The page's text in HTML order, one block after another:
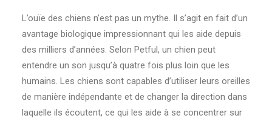
L’ouïe des chiens n’est pas un mythe. Il s’agit en fait d’un
avantage biologique impressionnant qui les aide depuis
des milliers d’années. Selon Petful, un chien peut
entendre un son jusqu’à quatre fois plus loin que les
humains. Les chiens sont capables d’utiliser leurs oreilles
de manière indépendante et de changer la direction dans
laquelle ils écoutent, ce qui les aide à se concentrer sur